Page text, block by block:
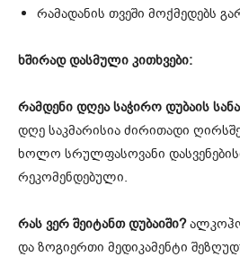
რამადანის თვეში მოქმედებს
ხშირად დასმული კითხვები:
რამდენი დღეა საჭირო დუბაის
დღე საკმარისია ძირითადი
ხოლო სრულფასოვანი
რეკომენდებული.
რას ვერ შეიტანთ დუბაიში?
და ზოგიერთი მედიკამენტი